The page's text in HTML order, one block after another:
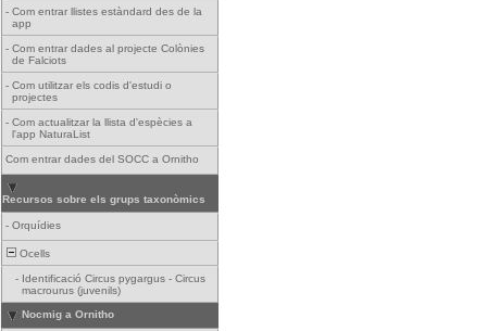
- Com entrar llistes estàndard des de la
app
- Com entrar dades al projecte Colònies
de Falciots
- Com utilitzar els codis d'estudi o
projectes
- Com actualitzar la llista d'espècies a
l'app NaturaList
Com entrar dades del SOCC a Ornitho
Recursos sobre els grups taxonòmics
- Orquídies
Ocells
- Identificació Circus pygargus - Circus
macrourus (juvenils)
Nocmig a Ornitho